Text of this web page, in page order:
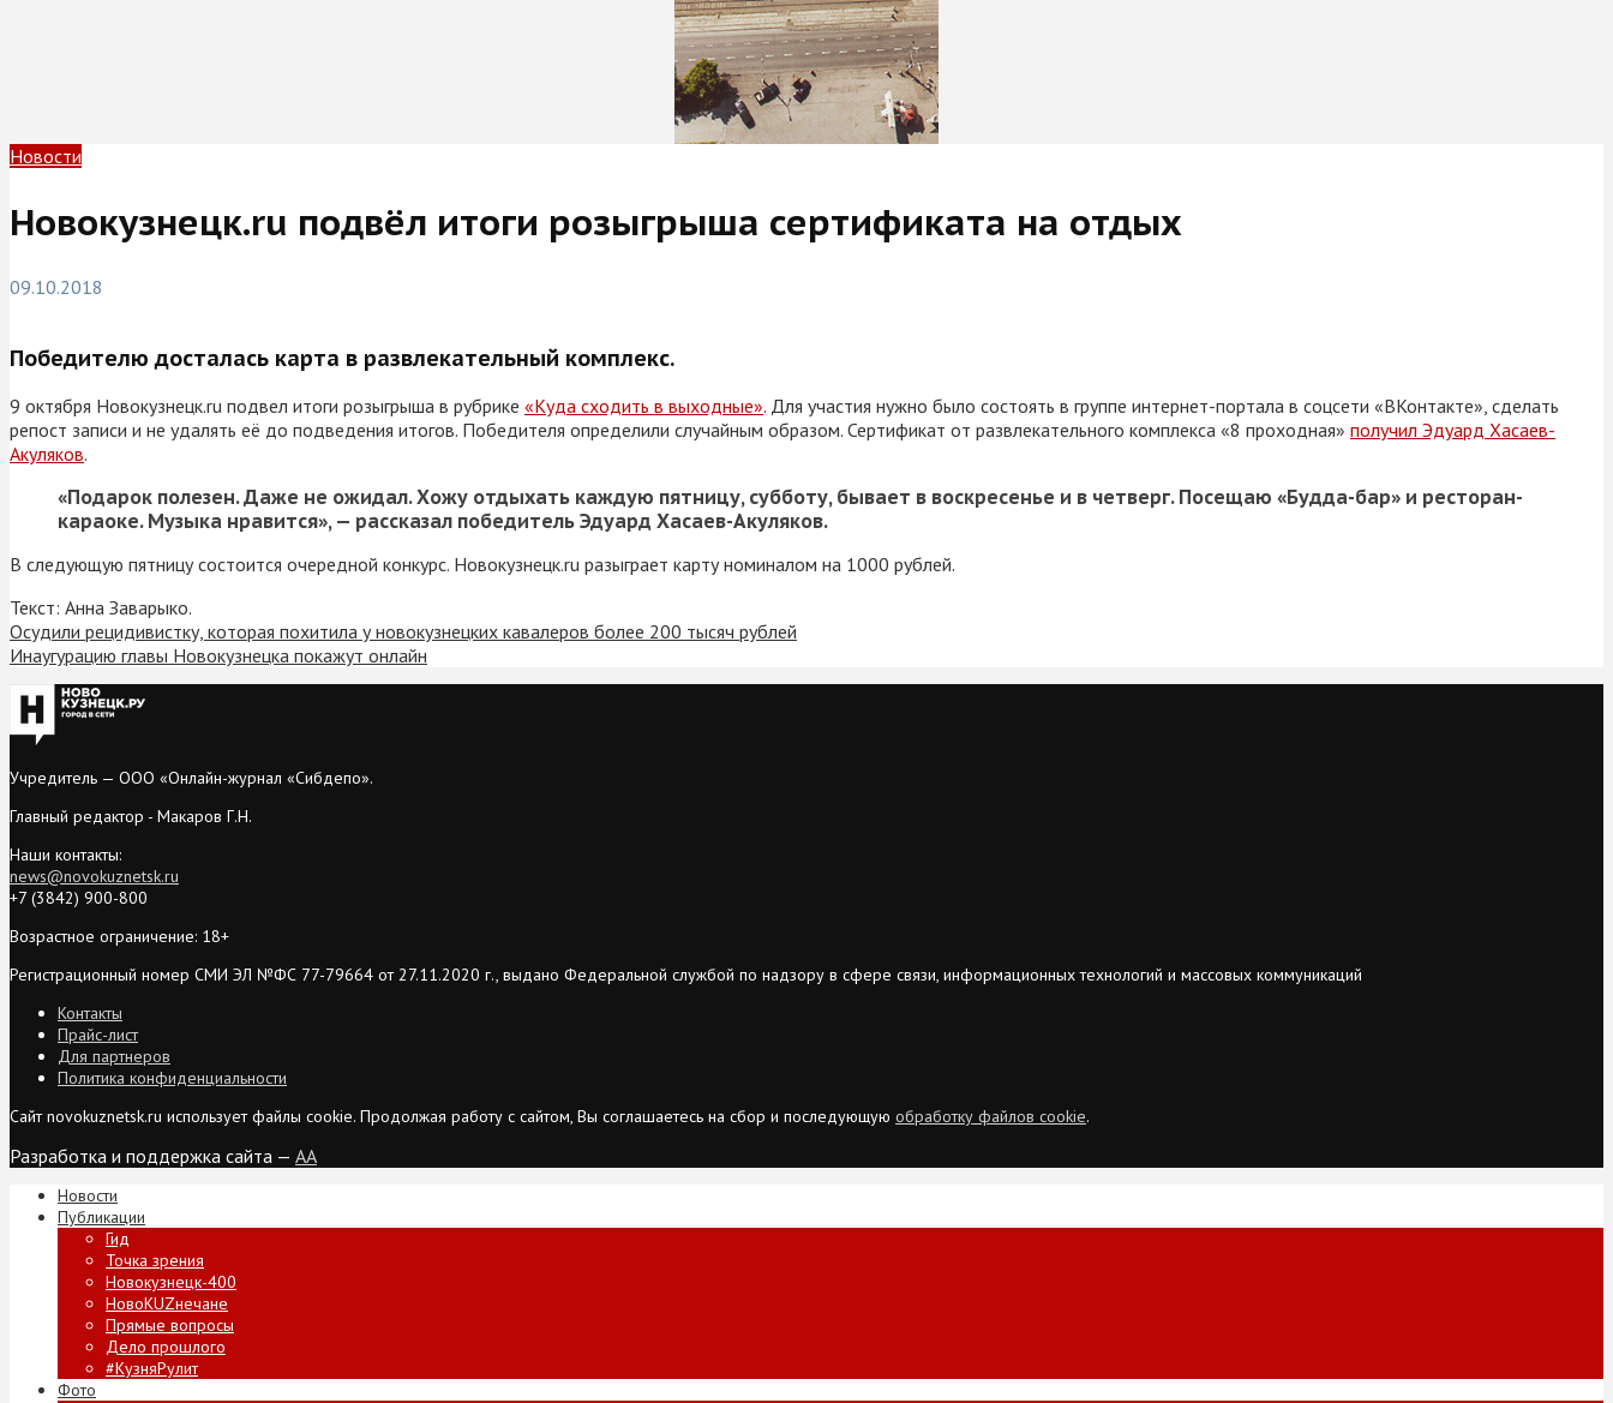
Новости
Новокузнецк.ru подвёл итоги розыгрыша сертификата на отдых
09.10.2018
Победителю досталась карта в развлекательный комплекс.
9 октября Новокузнецк.ru подвел итоги розыгрыша в рубрике «Куда сходить в выходные». Для участия нужно было состоять в группе интернет-портала в соцсети «ВКонтакте», сделать
репост записи и не удалять её до подведения итогов. Победителя определили случайным образом. Сертификат от развлекательного комплекса «8 проходная» получил Эдуард Хасаев-
Акуляков.
«Подарок полезен. Даже не ожидал. Хожу отдыхать каждую пятницу, субботу, бывает в воскресенье и в четверг. Посещаю «Будда-бар» и ресторан-
караоке. Музыка нравится», — рассказал победитель Эдуард Хасаев-Акуляков.
В следующую пятницу состоится очередной конкурс. Новокузнецк.ru разыграет карту номиналом на 1000 рублей.
Текст: Анна Заварыко.
Осудили рецидивистку, которая похитила у новокузнецких кавалеров более 200 тысяч рублей
Инаугурацию главы Новокузнецка покажут онлайн
Учредитель — ООО «Онлайн-журнал «Сибдепо».
Главный редактор - Макаров Г.Н.
Наши контакты:
news@novokuznetsk.ru
+7 (3842) 900-800
Возрастное ограничение: 18+
Регистрационный номер СМИ ЭЛ №ФС 77-79664 от 27.11.2020 г., выдано Федеральной службой по надзору в сфере связи, информационных технологий и массовых коммуникаций
Контакты
Прайс-лист
Для партнеров
Политика конфиденциальности
Сайт novokuznetsk.ru использует файлы cookie. Продолжая работу с сайтом, Вы соглашаетесь на сбор и последующую обработку файлов cookie.
Разработка и поддержка сайта — AA
Новости
Публикации
Гид
Точка зрения
Новокузнецк-400
НовоKUZнечане
Прямые вопросы
Дело прошлого
#КузняРулит
Фото